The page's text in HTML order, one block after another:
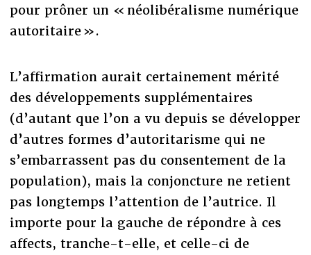
pour prôner un « néolibéralisme numérique
autoritaire ».
L’affirmation aurait certainement mérité
des développements supplémentaires
(d’autant que l’on a vu depuis se développer
d’autres formes d’autoritarisme qui ne
s’embarrassent pas du consentement de la
population), mais la conjoncture ne retient
pas longtemps l’attention de l’autrice. Il
importe pour la gauche de répondre à ces
affects, tranche-t-elle, et celle-ci de